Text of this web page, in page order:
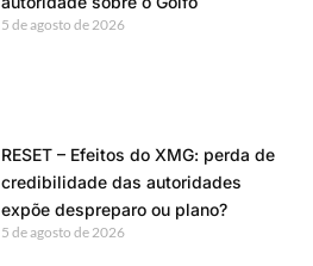
5 de agosto de 2026
RESET – Efeitos do XMG: perda de
credibilidade das autoridades
expõe despreparo ou plano?
5 de agosto de 2026